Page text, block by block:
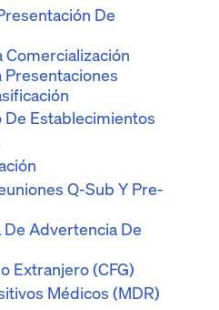
De
Comercialización
Presentaciones
De Establecimientos
Q-Sub Y Pre-
Advertencia De
Extranjero (CFG)
Médicos (MDR)